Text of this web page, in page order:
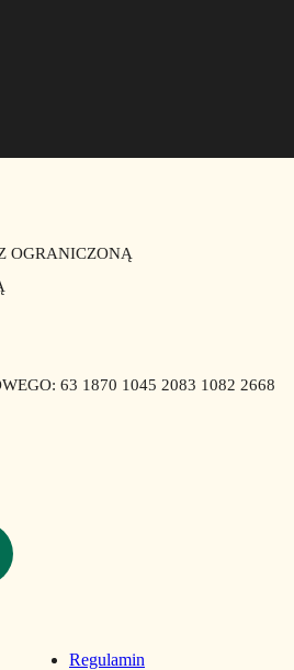
OGRANICZONĄ
63 1870 1045 2083 1082 2668
Regulamin